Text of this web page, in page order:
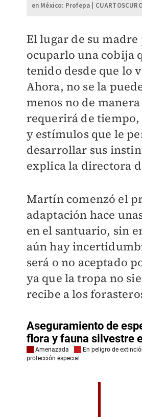
en México: Profepa |
El lugar de su madre
ocuparlo una cobija
tenido desde que lo
Ahora, no se la
menos no de
requerirá de tiempo,
y estímulos que le
desarrollar sus
explica la directora
Martín comenzó el
adaptación hace
en el santuario, sin
aún hay
será o no aceptado
ya que la tropa no
recibe a los